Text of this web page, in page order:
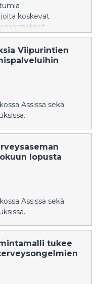
joita koskevat
Viipurintien
Assissa sekä
lopusta
Assissa sekä
tukee